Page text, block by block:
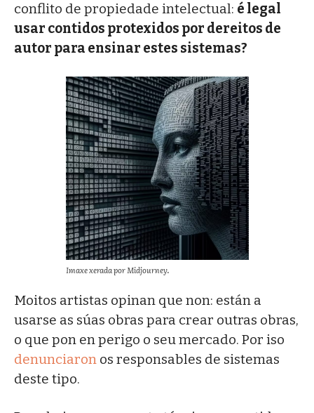
conflito de propiedade intelectual: é legal
usar contidos protexidos por dereitos de
autor para ensinar estes sistemas?
Imaxe xerada por Midjourney.
Moitos artistas opinan que non: están a
usarse as súas obras para crear outras obras,
o que pon en perigo o seu mercado. Por iso
denunciaron os responsables de sistemas
deste tipo.